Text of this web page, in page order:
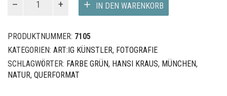
Paulskirche
IN DEN WARENKORB
PRODUKTNUMMER: 7105
KATEGORIEN: ART:IG KÜNSTLER, FOTOGRAFIE
SCHLAGWÖRTER: FARBE GRÜN, HANSI KRAUS, MÜNCHEN,
NATUR, QUERFORMAT